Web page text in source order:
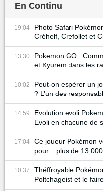
En Continu
19:04
Photo Safari
Créhelf, Crefollet et
13:30
Pokemon GO :
et Kyurem dans les
10:02
Peut-on espérer un
? L’un des
14:59
Evolution evoli
Evoli en chacune de
17:04
Ce joueur Pokémon
pour... plus de 13
10:37
Théffroyable
Poltchageist et le